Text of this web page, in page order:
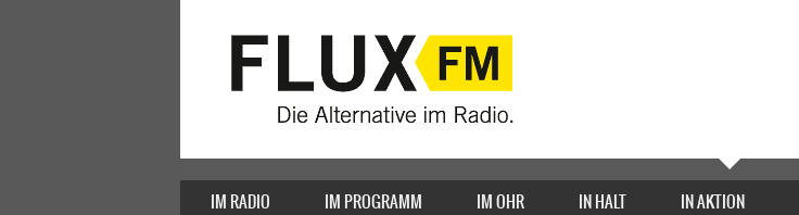
IM RADIO IM PROGRAMM IM OHR IN HALT IN AKTION